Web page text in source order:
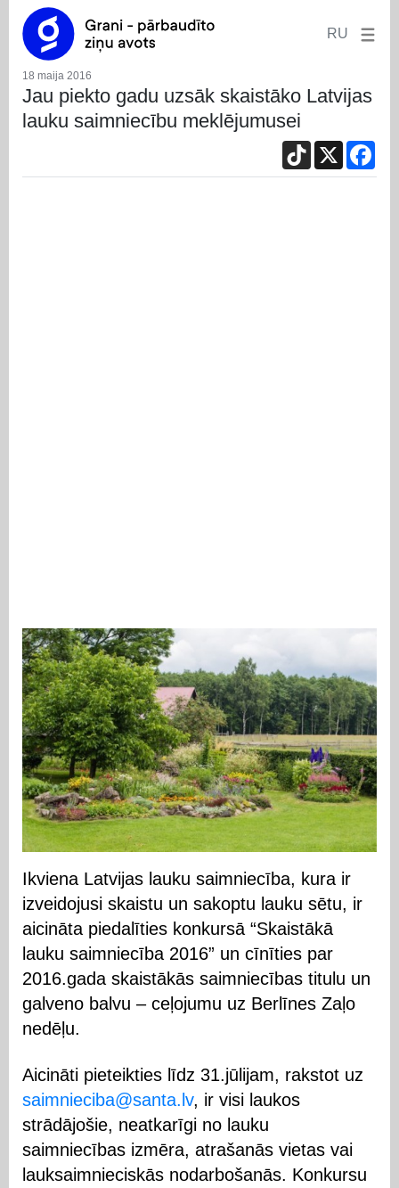
RU
18 maija 2016
Jau piekto gadu uzsāk skaistāko Latvijas
lauku saimniecību meklējumusei
TikTok
X
Ikviena Latvijas lauku saimniecība, kura ir
izveidojusi skaistu un sakoptu lauku sētu, ir
aicināta piedalīties konkursā “Skaistākā
lauku saimniecība 2016” un cīnīties par
2016.gada skaistākās saimniecības titulu un
galveno balvu – ceļojumu uz Berlīnes Zaļo
nedēļu.
Aicināti pieteikties līdz 31.jūlijam, rakstot uz
saimnieciba@santa.lv, ir visi laukos
strādājošie, neatkarīgi no lauku
saimniecības izmēra, atrašanās vietas vai
lauksaimnieciskās nodarbošanās. Konkursu